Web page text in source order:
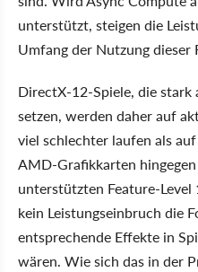
unterstützt, steigen die
Umfang der Nutzung dieser
DirectX-12-Spiele, die
setzen, werden daher auf
viel schlechter laufen als
AMD-Grafikkarten
unterstützten Feature-Level
kein Leistungseinbruch die
entsprechende Effekte in
wären. Wie sich das in der